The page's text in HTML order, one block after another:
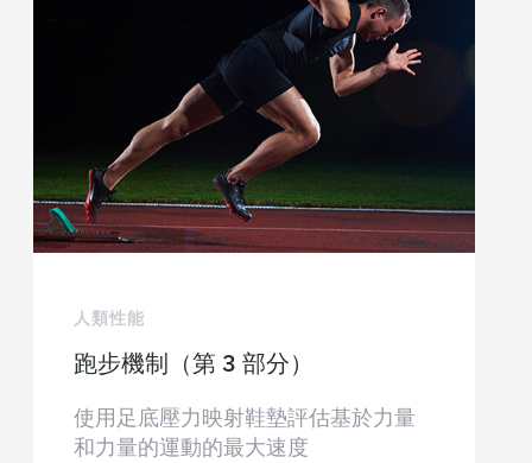
人類性能
跑步機制（第 3 部分）
使用足底壓力映射鞋墊評估基於力量
和力量的運動的最大速度